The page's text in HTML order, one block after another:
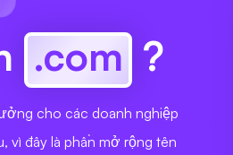
.com ?
cho các doanh nghiệp
vì đây là phần mở rộng tên